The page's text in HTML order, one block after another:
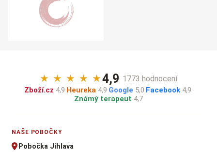
★ ★ ★ ★ ★4,9· 1773 hodnocení
Zboží.cz 4,9·Heureka 4,9·Google 5,0·Facebook 4,9·
Známý terapeut 4,7
NAŠE POBOČKY
Pobočka Jihlava